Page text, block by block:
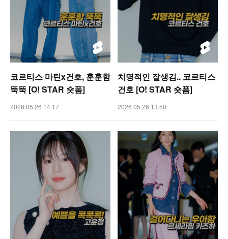
코르티스 마틴x건호, 훈훈함
뚝뚝 [O! STAR 숏폼]
2026.05.26 14:17
치명적인 잘생김.. 코르티스
건호 [O! STAR 숏폼]
2026.05.26 13:50